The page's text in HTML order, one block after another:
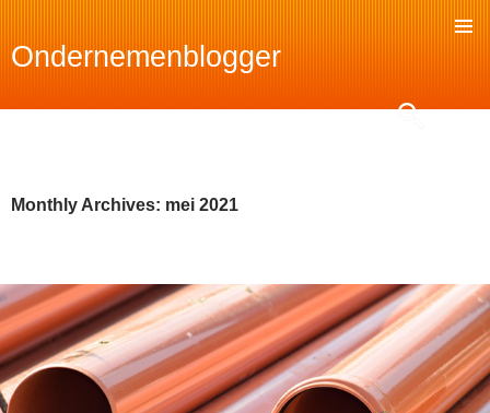
Ondernemenblogger
Monthly Archives: mei 2021